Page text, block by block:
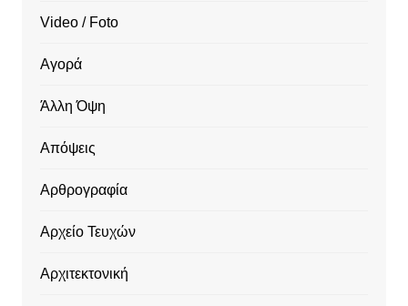
Video / Foto
Αγορά
Άλλη Όψη
Απόψεις
Αρθρογραφία
Αρχείο Τευχών
Αρχιτεκτονική